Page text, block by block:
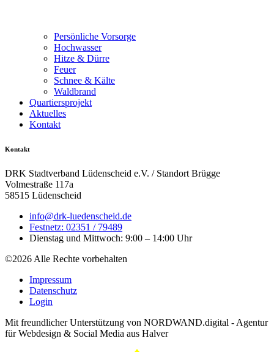
Persönliche Vorsorge
Hochwasser
Hitze & Dürre
Feuer
Schnee & Kälte
Waldbrand
Quartiersprojekt
Aktuelles
Kontakt
Kontakt
DRK Stadtverband Lüdenscheid e.V. / Standort Brügge
Volmestraße 117a
58515 Lüdenscheid
info@drk-luedenscheid.de
Festnetz: 02351 / 79489
Dienstag und Mittwoch: 9:00 – 14:00 Uhr
©2026 Alle Rechte vorbehalten
Impressum
Datenschutz
Login
Mit freundlicher Unterstützung von NORDWAND.digital - Agentur
für Webdesign & Social Media aus Halver